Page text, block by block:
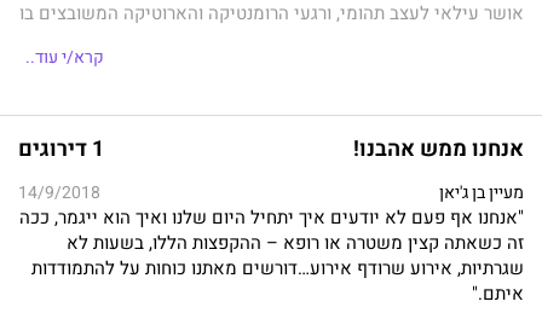
אושר עילאי לעצב תהומי, ורגעי הרומנטיקה והארוטיקה המשובצים בו
אלון בכר,בוגר תואר ראשון בהצטיינות במדעי החברה מטעם
– מדע המדינה מאוניברסיטת תל אביב, שימש חוקר בכיר במגזר
הציבורי והפרטי ובשירות המדינה במשך שני עשורים, מייסד "ספריית
ערכים" לילדים ומחבר ספר הפרוזה "חבלי לידה"
קרא/י עוד..
אנחנו ממש אהבנו! 1 דירוגים
מעיין בן ג'יאן 14/9/2018
"אנחנו אף פעם לא יודעים איך יתחיל היום שלנו ואיך הוא ייגמר, ככה
זה כשאתה קצין משטרה או רופא – ההקפצות הללו, בשעות לא
שגרתיות, אירוע שרודף אירוע…דורשים מאתנו כוחות על להתמודדות
איתם."